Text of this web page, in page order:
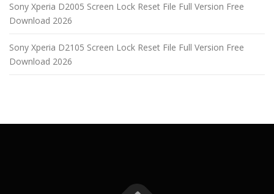
Sony Xperia D2005 Screen Lock Reset File Full Version Free
Download 2026
Sony Xperia D2105 Screen Lock Reset File Full Version Free
Download 2026